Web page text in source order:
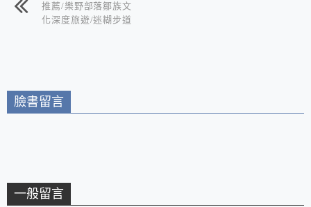
推薦/樂野部落鄒族文
化深度旅遊/迷糊步道
臉書留言
一般留言